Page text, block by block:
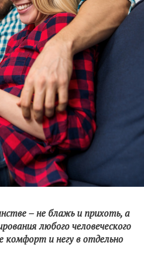
– не блажь и прихоть, а
любого человеческого
комфорт и негу в отдельно